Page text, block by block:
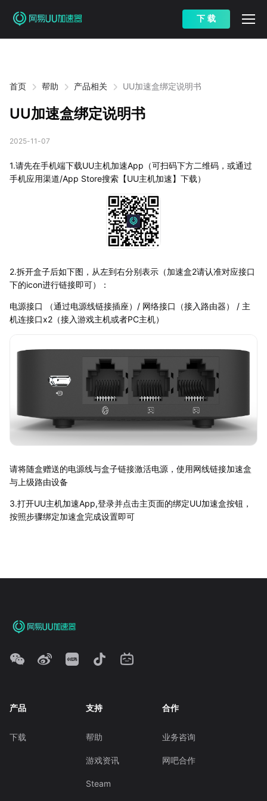
下 载
首页 帮助 产品相关 UU加速盒绑定说明书
UU加速盒绑定说明书
2025-11-07
1.请先在手机端下载UU主机加速App（可扫码下方二维码，或通过
手机应用渠道/App Store搜索【UU主机加速】下载）
2.拆开盒子后如下图，从左到右分别表示（加速盒2请认准对应接口
下的icon进行链接即可）：
电源接口 （通过电源线链接插座）/ 网络接口（接入路由器） / 主
机连接口x2（接入游戏主机或者PC主机）
请将随盒赠送的电源线与盒子链接激活电源，使用网线链接加速盒
与上级路由设备
3.打开UU主机加速App,登录并点击主页面的绑定UU加速盒按钮，
按照步骤绑定加速盒完成设置即可
产品
下载
支持
帮助
游戏资讯
Steam
合作
业务咨询
网吧合作